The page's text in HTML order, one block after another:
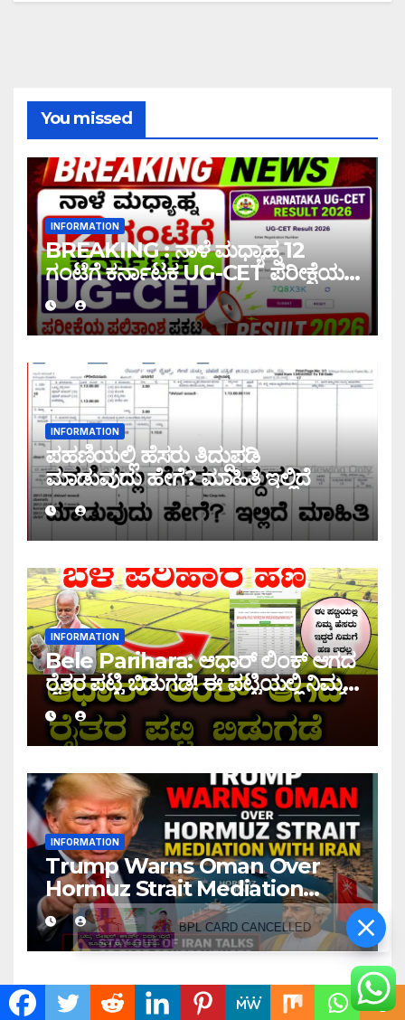
You missed
INFORMATION
BREAKING : ನಾಳೆ ಮಧ್ಯಾಹ್ನ 12
ಗಂಟೆಗೆ ಕರ್ನಾಟಕ UG-CET ಪರೀಕ್ಷೆಯ
ಫಲಿತಾಂಶ ಪ್ರಕಟ |UG-CET Result
2026
INFORMATION
ಪಹಣಿಯಲ್ಲಿ ಹೆಸರು ತಿದ್ದುಪಡಿ
ಮಾಡುವುದು ಹೇಗೆ? ಮಾಹಿತಿ ಇಲ್ಲಿದೆ
INFORMATION
Bele Parihara: ಆಧಾರ್ ಲಿಂಕ್ ಆಗದ
ರೈತರ ಪಟ್ಟಿ ಬಿಡುಗಡೆ! ಈ ಪಟ್ಟಿಯಲ್ಲಿ ನಿಮ್ಮ
ಹೆಸರು ಇದ್ದರೆ ನಿಮಗೆ ಹಣ ಜಮಾ ಆಗಲ್ಲ !
INFORMATION
Trump Warns Oman Over
Hormuz Strait Mediation
With Iran
BPL CARD CANCELLED